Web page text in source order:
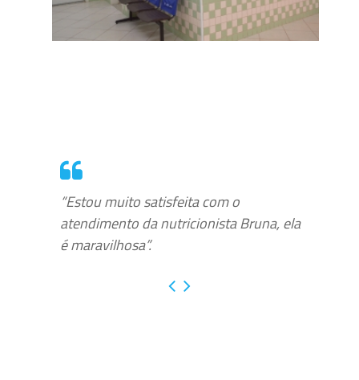
“Estou muito satisfeita com o
atendimento da nutricionista Bruna, ela
é maravilhosa”.